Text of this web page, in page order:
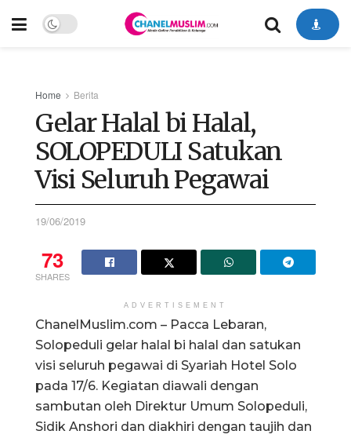
Home Berita
Gelar Halal bi Halal,
SOLOPEDULI Satukan
Visi Seluruh Pegawai
19/06/2019
73
SHARES
ADVERTISEMENT
ChanelMuslim.com – Pacca Lebaran,
Solopeduli gelar halal bi halal dan satukan
visi seluruh pegawai di Syariah Hotel Solo
pada 17/6. Kegiatan diawali dengan
sambutan oleh Direktur Umum Solopeduli,
Sidik Anshori dan diakhiri dengan taujih dan